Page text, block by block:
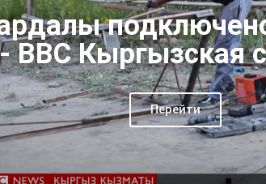
BBC Кыргызская
Перейти